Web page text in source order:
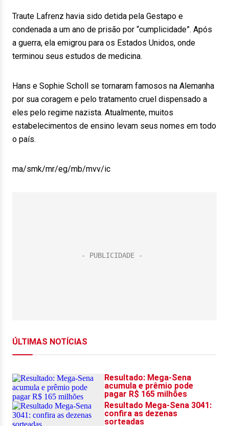
Traute Lafrenz havia sido detida pela Gestapo e
condenada a um ano de prisão por “cumplicidade”. Após
a guerra, ela emigrou para os Estados Unidos, onde
terminou seus estudos de medicina.
Hans e Sophie Scholl se tornaram famosos na Alemanha
por sua coragem e pelo tratamento cruel dispensado a
eles pelo regime nazista. Atualmente, muitos
estabelecimentos de ensino levam seus nomes em todo
o país.
ma/smk/mr/eg/mb/mvv/ic